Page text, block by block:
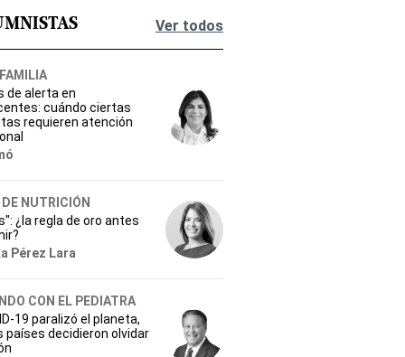
Ver todos
de alerta en
cuándo ciertas
requieren atención
DE NUTRICIÓN
¿la regla de oro antes
Pérez Lara
CON EL PEDIATRA
19 paralizó el planeta,
países decidieron olvidar